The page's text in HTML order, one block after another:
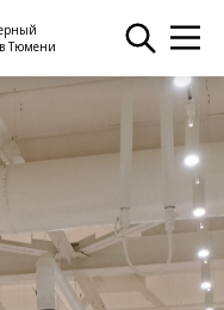
Тюмени